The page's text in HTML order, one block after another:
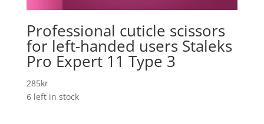
Professional cuticle scissors
for left-handed users Staleks
Pro Expert 11 Type 3
285kr
6 left in stock